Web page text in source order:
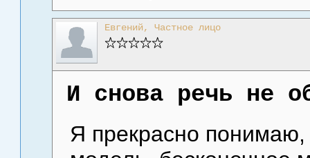
Евгений, Частное лицо
И снова речь не
Я прекрасно